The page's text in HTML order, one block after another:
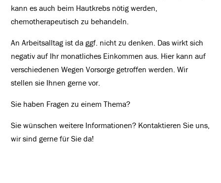
kann es auch beim Hautkrebs nötig werden,
chemotherapeutisch zu behandeln.
An Arbeitsalltag ist da ggf. nicht zu denken. Das wirkt sich
negativ auf Ihr monatliches Einkommen aus. Hier kann auf
verschiedenen Wegen Vorsorge getroffen werden. Wir
stellen sie Ihnen gerne vor.
Sie haben Fragen zu einem Thema?
Sie wünschen weitere Informationen? Kontaktieren Sie uns,
wir sind gerne für Sie da!